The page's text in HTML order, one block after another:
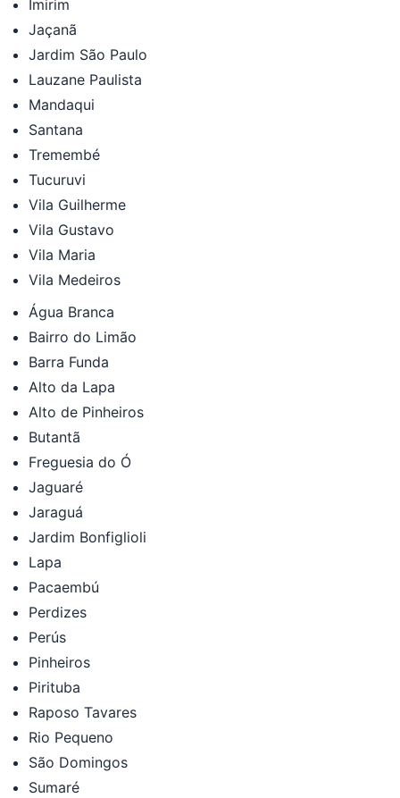
Imirim
Jaçanã
Jardim São Paulo
Lauzane Paulista
Mandaqui
Santana
Tremembé
Tucuruvi
Vila Guilherme
Vila Gustavo
Vila Maria
Vila Medeiros
Água Branca
Bairro do Limão
Barra Funda
Alto da Lapa
Alto de Pinheiros
Butantã
Freguesia do Ó
Jaguaré
Jaraguá
Jardim Bonfiglioli
Lapa
Pacaembú
Perdizes
Perús
Pinheiros
Pirituba
Raposo Tavares
Rio Pequeno
São Domingos
Sumaré